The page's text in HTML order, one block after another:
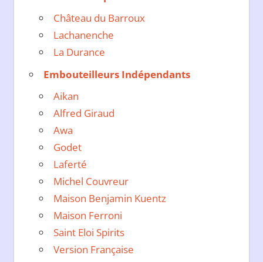
Château du Barroux
Lachanenche
La Durance
Embouteilleurs Indépendants
Aikan
Alfred Giraud
Awa
Godet
Laferté
Michel Couvreur
Maison Benjamin Kuentz
Maison Ferroni
Saint Eloi Spirits
Version Française